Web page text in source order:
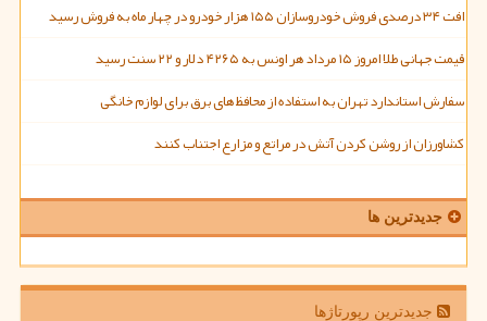
افت ۳۴ درصدی فروش خودروسازان ۱۵۵ هزار خودرو در چهار ماه به فروش رسید
قیمت جهانی طلا امروز ۱۵ مرداد هر اونس به ۴۲۶۵ دلار و ۲۲ سنت رسید
سفارش استاندارد تهران به استفاده از محافظ های برق برای لوازم خانگی
کشاورزان از روشن کردن آتش در مراتع و مزارع اجتناب کنند
جدیدترین ها
جدیدترین رپورتاژها